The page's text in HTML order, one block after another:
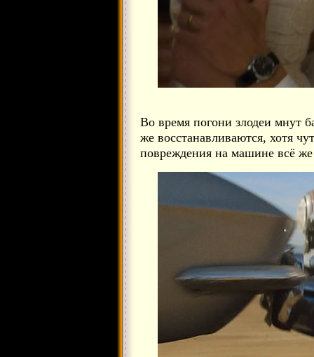
Во время погони злодеи мнут
же восстанавливаются, хотя
повреждения на машине всё